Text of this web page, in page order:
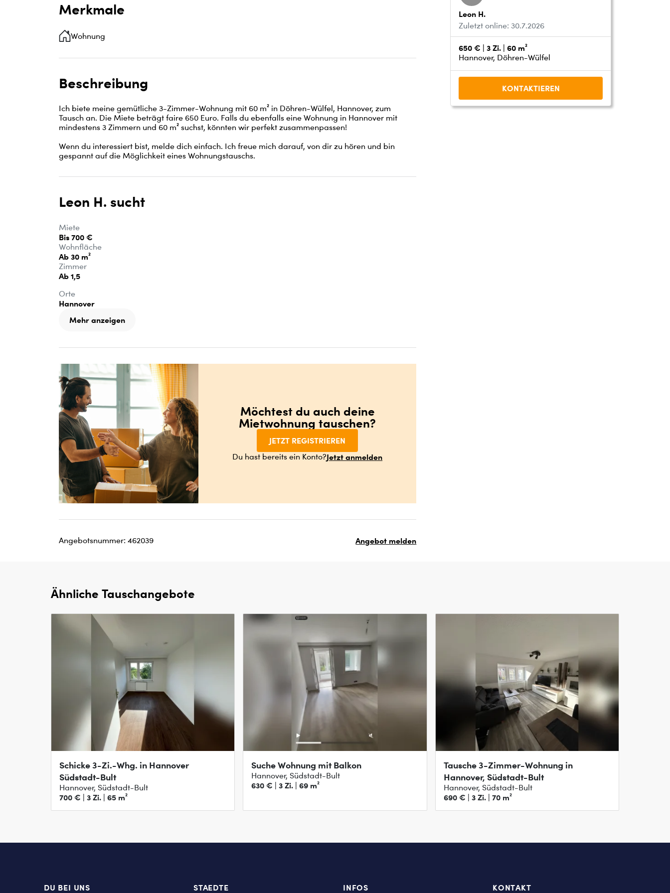
Merkmale
Wohnung
Beschreibung
Ich biete meine gemütliche 3-Zimmer-Wohnung mit 60 m² in Döhren-Wülfel, Hannover, zum
Tausch an. Die Miete beträgt faire 650 Euro. Falls du ebenfalls eine Wohnung in Hannover mit
mindestens 3 Zimmern und 60 m² suchst, könnten wir perfekt zusammenpassen!
Wenn du interessiert bist, melde dich einfach. Ich freue mich darauf, von dir zu hören und bin
gespannt auf die Möglichkeit eines Wohnungstauschs.
Leon H. sucht
Miete
Bis 700 €
Wohnfläche
Ab 30 m²
Zimmer
Ab 1,5
Orte
Hannover
Mehr anzeigen
Möchtest du auch deine
Mietwohnung tauschen?
JETZT REGISTRIEREN
Du hast bereits ein Konto?Jetzt anmelden
Angebotsnummer: 462039 Angebot melden
Leon H.
Zuletzt online: 30.7.2026
650 € | 3 Zi. | 60 m²
Hannover, Döhren-Wülfel
KONTAKTIEREN
Ähnliche Tauschangebote
Schicke 3-Zi.-Whg. in Hannover
Südstadt-Bult
Hannover, Südstadt-Bult
700 € | 3 Zi. | 65 m²
Suche Wohnung mit Balkon
Hannover, Südstadt-Bult
630 € | 3 Zi. | 69 m²
Tausche 3-Zimmer-Wohnung in
Hannover, Südstadt-Bult
Hannover, Südstadt-Bult
690 € | 3 Zi. | 70 m²
DU BEI UNS STAEDTE INFOS KONTAKT